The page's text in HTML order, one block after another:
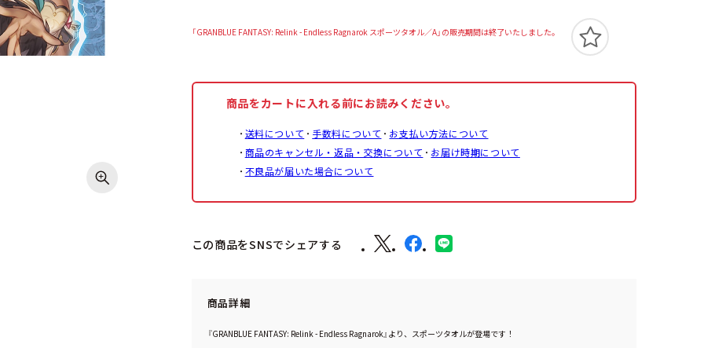
「GRANBLUE FANTASY: Relink - Endless Ragnarok スポーツタオル／A」の販売期間は終了いたしました。
商品をカートに入れる前にお読みください。
送料について 手数料について
お支払い方法について
商品のキャンセル・返品・交換について
お届け時期について
不良品が届いた場合について
この商品をSNSでシェアする
商品詳細
『GRANBLUE FANTASY: Relink - Endless Ragnarok』より、スポーツタオルが登場です！